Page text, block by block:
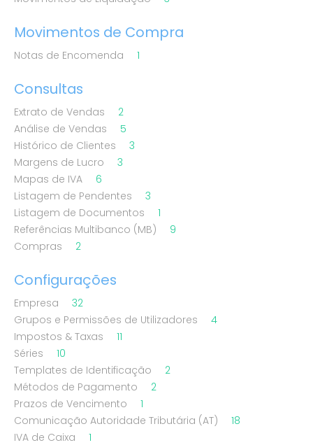
Movimentos de Compra
Notas de Encomenda 1
Consultas
Extrato de Vendas
2
Análise de Vendas
5
Histórico de Clientes
3
Margens de Lucro
3
Mapas de IVA
6
Listagem de Pendentes
3
Listagem de Documentos
1
Referências Multibanco (MB)
9
Compras
2
Configurações
Empresa
32
Grupos e Permissões de Utilizadores
4
Impostos & Taxas
11
Séries
10
Templates de Identificação
2
Métodos de Pagamento
2
Prazos de Vencimento
1
Comunicação Autoridade Tributária (AT)
18
IVA de Caixa
1